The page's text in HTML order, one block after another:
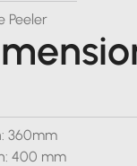
Peeler
360mm
400 mm